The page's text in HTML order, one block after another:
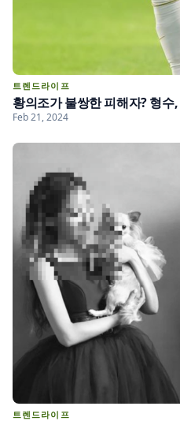
트렌드라이프
황의조가 불쌍한 피해자? 형수
Feb 21, 2024
트렌드라이프